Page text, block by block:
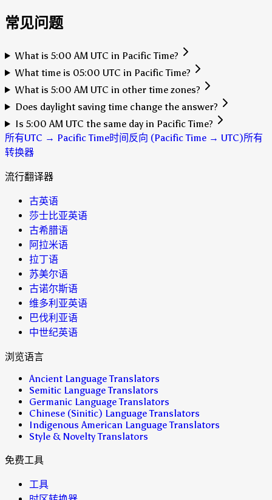
常见问题
What is 5:00 AM UTC in Pacific Time?
What time is 05:00 UTC in Pacific Time?
What is 5:00 AM UTC in other time zones?
Does daylight saving time change the answer?
Is 5:00 AM UTC the same day in Pacific Time?
所有UTC → Pacific Time时间反向 (Pacific Time → UTC)所有
转换器
流行翻译器
古英语
莎士比亚英语
古希腊语
阿拉米语
拉丁语
苏美尔语
古诺尔斯语
维多利亚英语
巴伐利亚语
中世纪英语
浏览语言
Ancient Language Translators
Semitic Language Translators
Germanic Language Translators
Chinese (Sinitic) Language Translators
Indigenous American Language Translators
Style & Novelty Translators
免费工具
工具